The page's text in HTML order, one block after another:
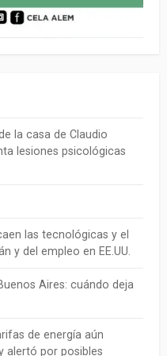
la casa de Claudio
lesiones psicológicas
las tecnológicas y el
y del empleo en EE.UU.
Aires: cuándo deja
de energía aún
alertó por posibles